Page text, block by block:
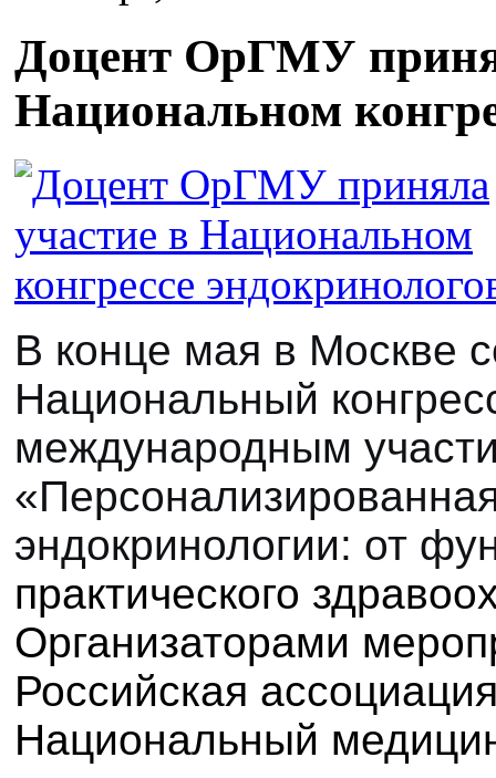
Доцент ОрГМУ
Национальном
В конце мая в Москве
Национальный
международным
эндокринологии: от
практического
Организаторами
Российская
Национальный